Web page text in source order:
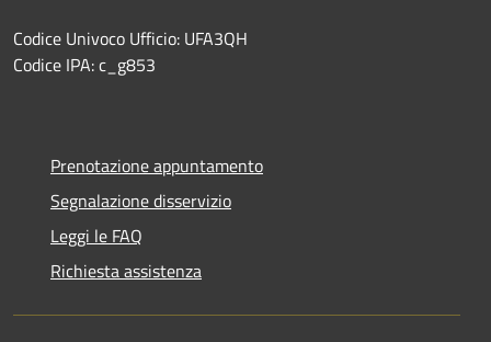
Codice Univoco Ufficio: UFA3QH
Codice IPA: c_g853
Prenotazione appuntamento
Segnalazione disservizio
Leggi le FAQ
Richiesta assistenza